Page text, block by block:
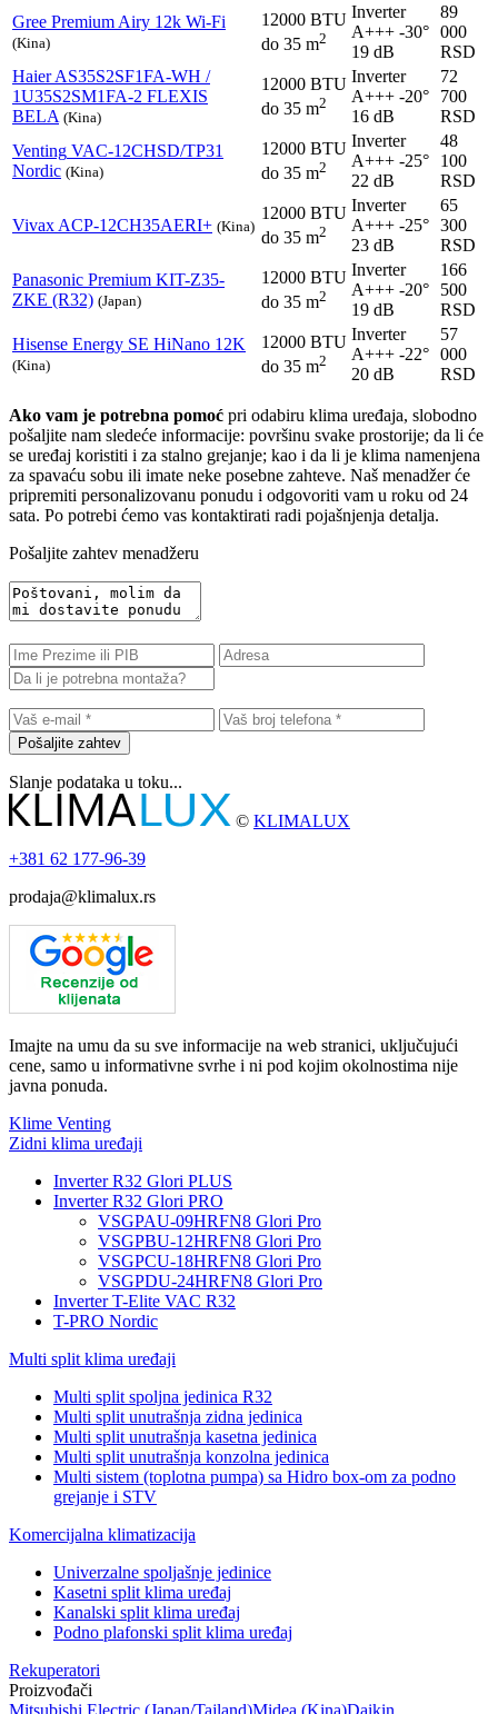
Gree Premium Airy 12k Wi-Fi
(Kina)
12000 BTU
do 35 m2
Inverter
A+++ -30°
19 dB
89
000
RSD
HaierAS35S2SF1FA-WH /
1U35S2SM1FA-2 FLEXIS
BELA (Kina)
12000 BTU
do 35 m2
Inverter
A+++ -20°
16 dB
72
700
RSD
Venting VAC-12CHSD/TP31
Nordic (Kina)
12000 BTU
do 35 m2
Inverter
A+++ -25°
22 dB
48
100
RSD
Vivax ACP-12CH35AERI+ (Kina)
12000 BTU
do 35 m2
Inverter
A+++ -25°
23 dB
65
300
RSD
Panasonic Premium KIT-Z35-
ZKE (R32) (Japan)
12000 BTU
do 35 m2
Inverter
A+++ -20°
19 dB
166
500
RSD
Hisense Energy SE HiNano 12K
(Kina)
12000 BTU
do 35 m2
Inverter
A+++ -22°
20 dB
57
000
RSD
Ako vam je potrebna pomoć pri odabiru klima uređaja, slobodno
pošaljite nam sledeće informacije: površinu svake prostorije; da li će
se uređaj koristiti i za stalno grejanje; kao i da li je klima namenjena
za spavaću sobu ili imate neke posebne zahteve. Naš menadžer će
pripremiti personalizovanu ponudu i odgovoriti vam u roku od 24
sata. Po potrebi ćemo vas kontaktirati radi pojašnjenja detalja.
Pošaljite zahtev menadžeru
Pošaljite zahtev
Slanje podataka u toku...
© KLIMALUX
+381 62 177-96-39
prodaja@klimalux.rs
Imajte na umu da su sve informacije na web stranici, uključujući
cene, samo u informativne svrhe i ni pod kojim okolnostima nije
javna ponuda.
Klime Venting
Zidni klima uređaji
Inverter R32 Glori PLUS
Inverter R32 Glori PRO
VSGPAU-09HRFN8 Glori Pro
VSGPBU-12HRFN8 Glori Pro
VSGPCU-18HRFN8 Glori Pro
VSGPDU-24HRFN8 Glori Pro
Inverter T-Elite VAC R32
T-PRO Nordic
Multi split klima uređaji
Multi split spoljna jedinica R32
Multi split unutrašnja zidna jedinica
Multi split unutrašnja kasetna jedinica
Multi split unutrašnja konzolna jedinica
Multi sistem (toplotna pumpa) sa Hidro box-om za podno
grejanje i STV
Komercijalna klimatizacija
Univerzalne spoljašnje jedinice
Kasetni split klima uređaj
Kanalski split klima uređaj
Podno plafonski split klima uređaj
Rekuperatori
Proizvođači
Mitsubishi Electric (Japan/Tajland)Midea (Kina)Daikin